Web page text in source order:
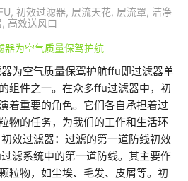
, 初效过滤器, 层流天花, 层流罩, 洁净
, 高效送风口
为空气质量保驾护航ffu即过滤器单
组件之一。在众多ffu过滤器中，初
着重要的角色。它们各自承担着过
物的任务，为我们的工作和生活环
效过滤器：过滤的第一道防线初效
滤系统中的第一道防线。其主要作
粒物，如尘埃、毛发、皮屑等。初